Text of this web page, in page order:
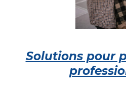
Solutions pour